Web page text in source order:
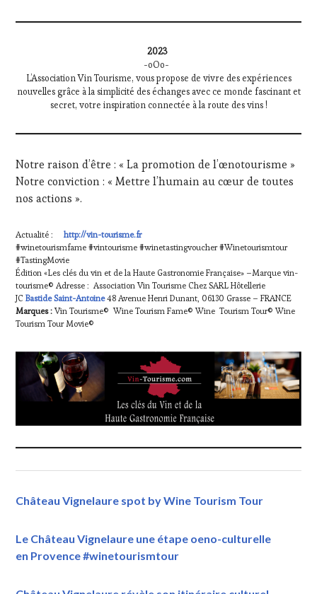
2023
-oOo-
L’Association Vin Tourisme, vous propose de vivre des expériences
nouvelles grâce à la simplicité des échanges avec ce monde fascinant et
secret, votre inspiration connectée à la route des vins !
Notre raison d’être : « La promotion de l’œnotourisme »
Notre conviction : « Mettre l’humain au cœur de toutes
nos actions ».
Actualité :http://vin-tourisme.fr
#winetourismfame #vintourisme #winetastingvoucher #Winetourismtour
#TastingMovie
Édition «Les clés du vin et de la Haute Gastronomie Française» –Marque vin-
tourisme© Adresse : Association Vin Tourisme Chez SARL Hôtellerie
JCBastide Saint-Antoine48 Avenue Henri Dunant, 06130 Grasse – FRANCE
Marques :Vin Tourisme© Wine Tourism Fame© Wine Tourism Tour© Wine
Tourism Tour Movie©
Château Vignelaure spot by Wine Tourism Tour
Le Château Vignelaure une étape oeno-culturelle
en Provence #winetourismtour